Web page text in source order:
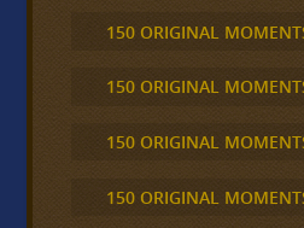
150 ORIGINAL
150 ORIGINAL
150 ORIGINAL
150 ORIGINAL